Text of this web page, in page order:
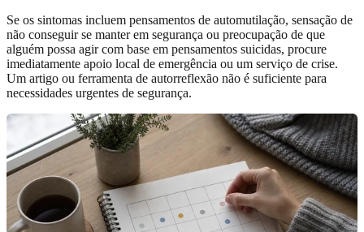
Se os sintomas incluem pensamentos de automutilação, sensação de
não conseguir se manter em segurança ou preocupação de que
alguém possa agir com base em pensamentos suicidas, procure
imediatamente apoio local de emergência ou um serviço de crise.
Um artigo ou ferramenta de autorreflexão não é suficiente para
necessidades urgentes de segurança.